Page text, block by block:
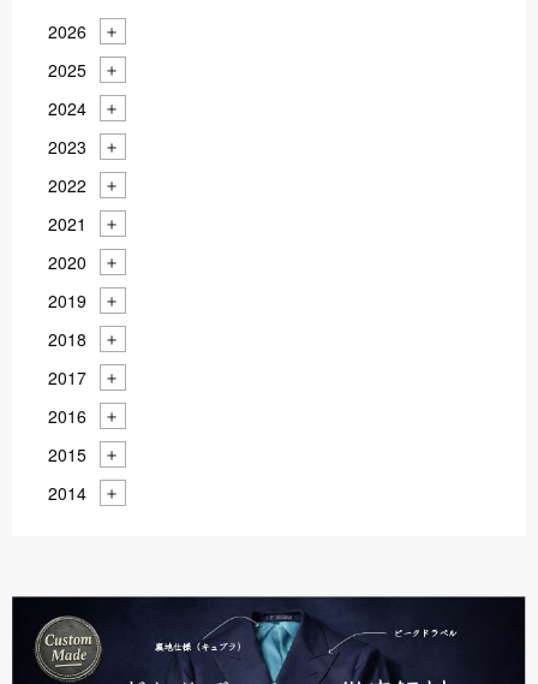
2026
2025
2024
2023
2022
2021
2020
2019
2018
2017
2016
2015
2014